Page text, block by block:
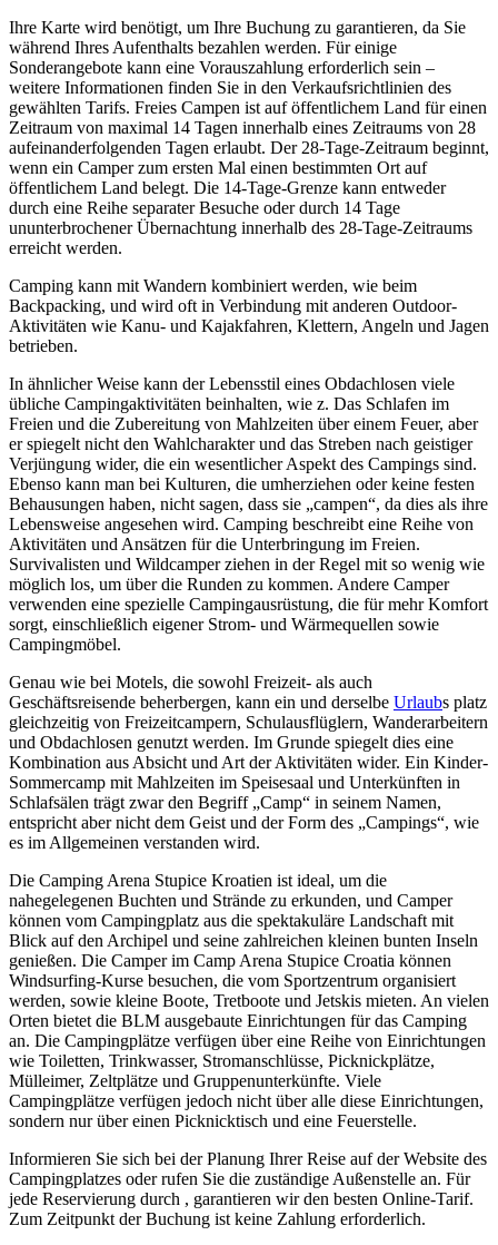
Ihre Karte wird benötigt, um Ihre Buchung zu garantieren, da Sie
während Ihres Aufenthalts bezahlen werden. Für einige
Sonderangebote kann eine Vorauszahlung erforderlich sein –
weitere Informationen finden Sie in den Verkaufsrichtlinien des
gewählten Tarifs. Freies Campen ist auf öffentlichem Land für einen
Zeitraum von maximal 14 Tagen innerhalb eines Zeitraums von 28
aufeinanderfolgenden Tagen erlaubt. Der 28-Tage-Zeitraum beginnt,
wenn ein Camper zum ersten Mal einen bestimmten Ort auf
öffentlichem Land belegt. Die 14-Tage-Grenze kann entweder
durch eine Reihe separater Besuche oder durch 14 Tage
ununterbrochener Übernachtung innerhalb des 28-Tage-Zeitraums
erreicht werden.
Camping kann mit Wandern kombiniert werden, wie beim
Backpacking, und wird oft in Verbindung mit anderen Outdoor-
Aktivitäten wie Kanu- und Kajakfahren, Klettern, Angeln und Jagen
betrieben.
In ähnlicher Weise kann der Lebensstil eines Obdachlosen viele
übliche Campingaktivitäten beinhalten, wie z. Das Schlafen im
Freien und die Zubereitung von Mahlzeiten über einem Feuer, aber
er spiegelt nicht den Wahlcharakter und das Streben nach geistiger
Verjüngung wider, die ein wesentlicher Aspekt des Campings sind.
Ebenso kann man bei Kulturen, die umherziehen oder keine festen
Behausungen haben, nicht sagen, dass sie „campen“, da dies als ihre
Lebensweise angesehen wird. Camping beschreibt eine Reihe von
Aktivitäten und Ansätzen für die Unterbringung im Freien.
Survivalisten und Wildcamper ziehen in der Regel mit so wenig wie
möglich los, um über die Runden zu kommen. Andere Camper
verwenden eine spezielle Campingausrüstung, die für mehr Komfort
sorgt, einschließlich eigener Strom- und Wärmequellen sowie
Campingmöbel.
Genau wie bei Motels, die sowohl Freizeit- als auch
Geschäftsreisende beherbergen, kann ein und derselbe Urlaubs platz
gleichzeitig von Freizeitcampern, Schulausflüglern, Wanderarbeitern
und Obdachlosen genutzt werden. Im Grunde spiegelt dies eine
Kombination aus Absicht und Art der Aktivitäten wider. Ein Kinder-
Sommercamp mit Mahlzeiten im Speisesaal und Unterkünften in
Schlafsälen trägt zwar den Begriff „Camp“ in seinem Namen,
entspricht aber nicht dem Geist und der Form des „Campings“, wie
es im Allgemeinen verstanden wird.
Die Camping Arena Stupice Kroatien ist ideal, um die
nahegelegenen Buchten und Strände zu erkunden, und Camper
können vom Campingplatz aus die spektakuläre Landschaft mit
Blick auf den Archipel und seine zahlreichen kleinen bunten Inseln
genießen. Die Camper im Camp Arena Stupice Croatia können
Windsurfing-Kurse besuchen, die vom Sportzentrum organisiert
werden, sowie kleine Boote, Tretboote und Jetskis mieten. An vielen
Orten bietet die BLM ausgebaute Einrichtungen für das Camping
an. Die Campingplätze verfügen über eine Reihe von Einrichtungen
wie Toiletten, Trinkwasser, Stromanschlüsse, Picknickplätze,
Mülleimer, Zeltplätze und Gruppenunterkünfte. Viele
Campingplätze verfügen jedoch nicht über alle diese Einrichtungen,
sondern nur über einen Picknicktisch und eine Feuerstelle.
Informieren Sie sich bei der Planung Ihrer Reise auf der Website des
Campingplatzes oder rufen Sie die zuständige Außenstelle an. Für
jede Reservierung durch , garantieren wir den besten Online-Tarif.
Zum Zeitpunkt der Buchung ist keine Zahlung erforderlich.